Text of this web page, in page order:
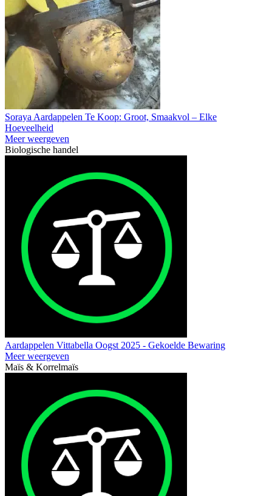
Soraya Aardappelen Te Koop: Groot, Smaakvol – Elke
Hoeveelheid
Meer weergeven
Biologische handel
Aardappelen Vittabella Oogst 2025 - Gekoelde Bewaring
Meer weergeven
Maïs & Korrelmaïs